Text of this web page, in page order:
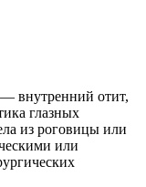
внутренний отит,
глазных
из роговицы или
или